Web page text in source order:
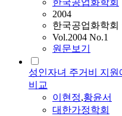
한국공업화학회
2004
한국공업화학회
Vol.2004 No.1
원문보기
성인자녀 주거비 지
비교
이현정,황윤서
대한가정학회